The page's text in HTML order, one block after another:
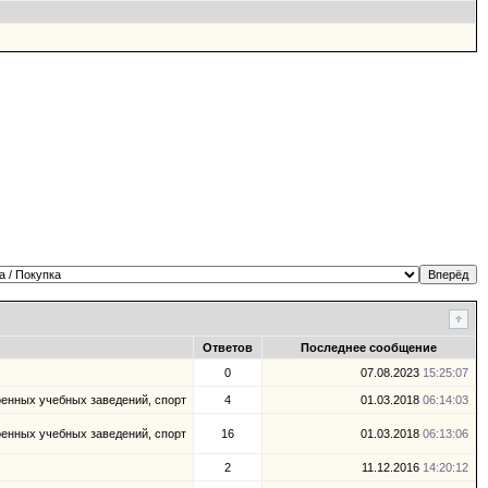
Ответов
Последнее сообщение
0
07.08.2023 15:25:07
учебных заведений, спорт 4 01.03.2018 06:14:03
учебных заведений, спорт 16 01.03.2018 06:13:06
2 11.12.2016 14:20:12